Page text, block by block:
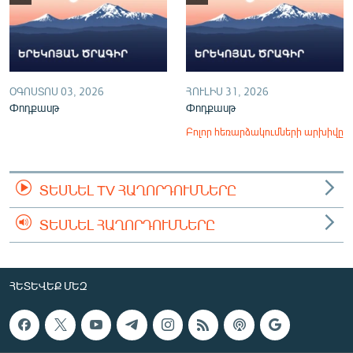
ՕԳՈՍՏՈՍ 03, 2026
Փոդքասթ
ՀՈՒԼԻՍ 31, 2026
Փոդքասթ
Բոլոր հեռարձակումների արխիվը
ՏԵՍՆԵԼ TV ՀԱՂՈՐԴՈՒՄՆԵՐԸ
ՏԵՍՆԵԼ ՀԱՂՈՐԴՈՒՄՆԵՐԸ
ՀԵՏԵՎԵՔ ՄԵԶ